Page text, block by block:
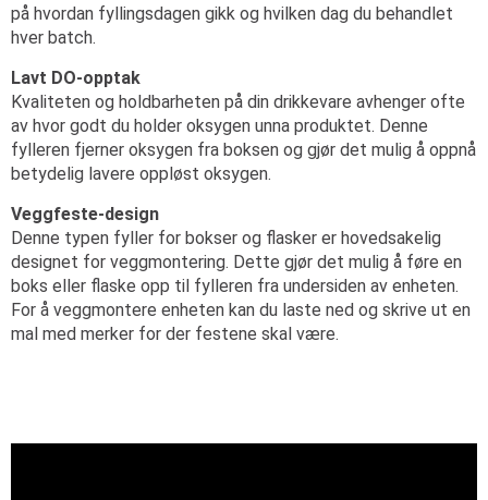
på hvordan fyllingsdagen gikk og hvilken dag du behandlet
hver batch.
Lavt DO-opptak
Kvaliteten og holdbarheten på din drikkevare avhenger ofte
av hvor godt du holder oksygen unna produktet. Denne
fylleren fjerner oksygen fra boksen og gjør det mulig å oppnå
betydelig lavere oppløst oksygen.
Veggfeste-design
Denne typen fyller for bokser og flasker er hovedsakelig
designet for veggmontering. Dette gjør det mulig å føre en
boks eller flaske opp til fylleren fra undersiden av enheten.
For å veggmontere enheten kan du laste ned og skrive ut en
mal med merker for der festene skal være.